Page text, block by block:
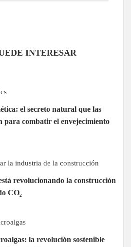
INTERESAR
el secreto natural que las
para combatir el envejecimiento
revolucionando la construcción
CO₂
la revolución sostenible